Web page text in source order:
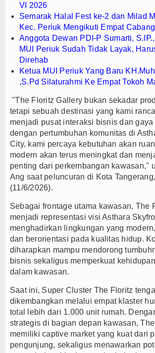
VI 2026
Semarak Halal Fest ke-2 dan Milad
Kec. Periuk Mengikuti Empat
Anggota Dewan PDI-P Sumarti,
MUI Periuk Sudah Tidak Layak,
Direhab
Ketua MUI Periuk Yang Baru
,S.Pd Silaturahmi Ke Empat Tokoh
"The Floritz Gallery bukan sekadar
tetapi sebuah destinasi yang kami
menjadi pusat interaksi bisnis dan
dengan pertumbuhan komunitas di
City, kami percaya kebutuhan akan
modern akan terus meningkat dan
penting dari perkembangan kawasan,"
Ang saat peluncuran di Kota
(11/6/2026).
Sebagai frontage utama kawasan, The
menjadi representasi visi Asthara
menghadirkan lingkungan yang
dan berorientasi pada kualitas hidup.
diharapkan mampu mendorong
bisnis sekaligus memperkuat
dalam kawasan.
Saat ini, Super Cluster The Floritz
dikembangkan melalui empat klaster
total lebih dari 1.000 unit rumah.
strategis di bagian depan kawasan,
memiliki captive market yang kuat dari
pengunjung, sekaligus menawarkan